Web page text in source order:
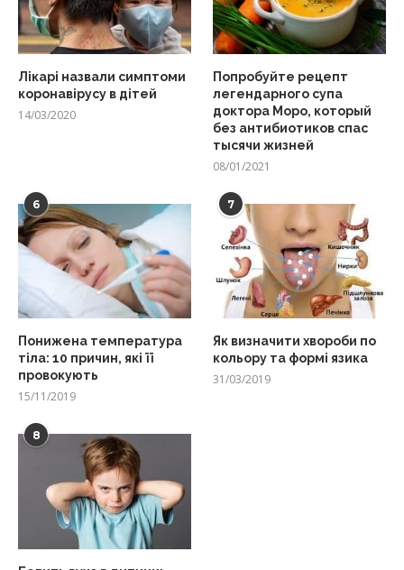
Лікарі назвали симптоми
коронавірусу в дітей
14/03/2020
Попробуйте рецепт
легендарного супа
доктора Моро, который
без антибиотиков спас
тысячи жизней
08/01/2021
6
Понижена температура
тіла: 10 причин, які її
провокують
15/11/2019
7
Як визначити хвороби по
кольору та формі язика
31/03/2019
8